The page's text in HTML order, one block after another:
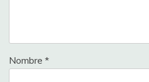
Nombre *